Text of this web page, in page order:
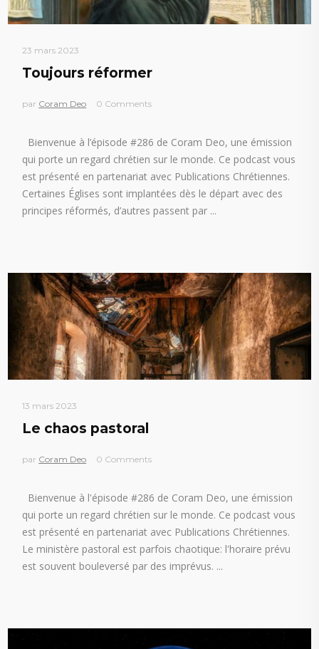
23 mars 2023
Toujours réformer
par Coram Deo 0 Comments
Bienvenue à l’épisode #286 de Coram Deo, une émission
qui porte un regard chrétien sur le monde. Ce podcast vous
est présenté en partenariat avec Publications Chrétiennes.
Certaines Églises sont implantées dès le départ avec des
principes réformés, d’autres passent par
13 mars 2023
Le chaos pastoral
par Coram Deo 0 Comments
Bienvenue à l'épisode #286 de Coram Deo, une émission
qui porte un regard chrétien sur le monde. Ce podcast vous
est présenté en partenariat avec Publications Chrétiennes.
Le ministère pastoral est parfois chaotique: l'horaire prévu
est souvent bouleversé par des imprévus.